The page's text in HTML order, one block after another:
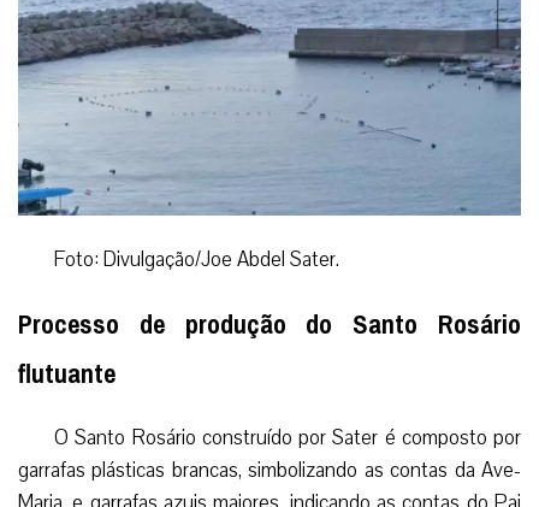
Foto: Divulgação/Joe Abdel Sater.
Processo de produção do Santo Rosário
flutuante
O Santo Rosário construído por Sater é composto por
garrafas plásticas brancas, simbolizando as contas da Ave-